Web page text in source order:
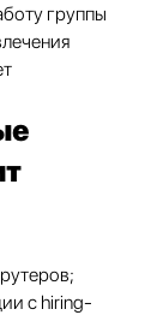
группы
с hiring-